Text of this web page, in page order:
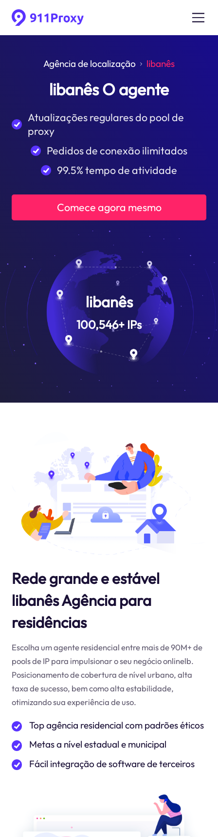
Agência de localização libanês
libanês O agente
Atualizações regulares do pool de
proxy
Pedidos de conexão ilimitados
99.5% tempo de atividade
Comece agora mesmo
libanês
100,546+ IPs
Rede grande e estável
libanês Agência para
residências
Escolha um agente residencial entre mais de 90M+ de
pools de IP para impulsionar o seu negócio onlinelb.
Posicionamento de cobertura de nível urbano, alta
taxa de sucesso, bem como alta estabilidade,
otimizando sua experiência de uso.
Top agência residencial com padrões éticos
Metas a nível estadual e municipal
Fácil integração de software de terceiros